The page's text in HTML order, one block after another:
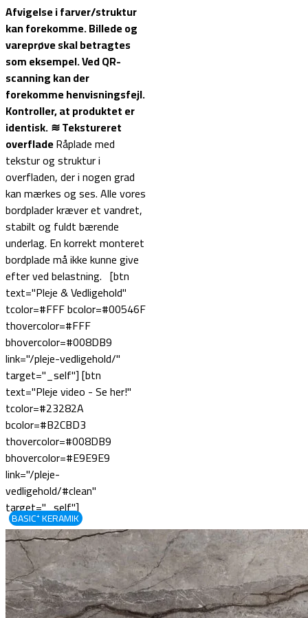
Afvigelse i farver/struktur
kan forekomme. Billede og
vareprøve skal betragtes
som eksempel.Ved QR-
scanning kan der
forekomme henvisningsfejl.
Kontroller, at produktet er
identisk.≋ Tekstureret
overfladeRåplade med
tekstur og struktur i
overfladen, der i nogen grad
kan mærkes og ses. Alle vores
bordplader kræver et vandret,
stabilt og fuldt bærende
underlag. En korrekt monteret
bordplade må ikke kunne give
efter ved belastning. [btn
text="Pleje & Vedligehold"
tcolor=#FFF bcolor=#00546F
thovercolor=#FFF
bhovercolor=#008DB9
link="/pleje-vedligehold/"
target="_self"] [btn
text="Pleje video - Se her!"
tcolor=#23282A
bcolor=#B2CBD3
thovercolor=#008DB9
bhovercolor=#E9E9E9
link="/pleje-
vedligehold/#clean"
target="_self"]
BASIC⁺ KERAMIK